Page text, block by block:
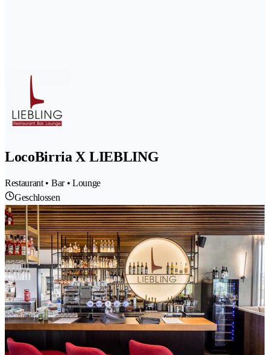
LocoBirria X LIEBLING
Restaurant • Bar • Lounge
Geschlossen